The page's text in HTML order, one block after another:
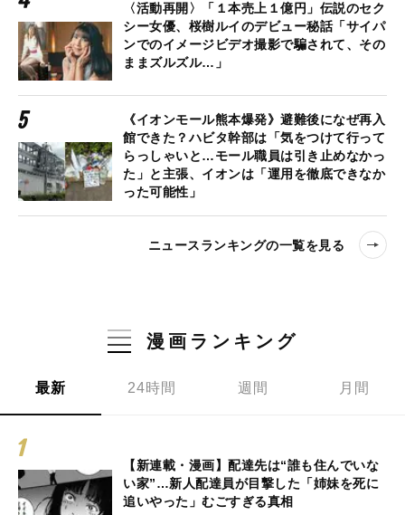
〈活動再開〉「１本売上１億円」伝説のセク
シー女優、桜樹ルイのデビュー秘話「サイパ
ンでのイメージビデオ撮影で騙されて、その
ままズルズル…」
《イオンモール熊本爆発》避難後になぜ再入
館できた？ハビタ幹部は「気をつけて行って
らっしゃいと…モール職員は引き止めなかっ
た」と主張、イオンは「運用を徹底できなか
った可能性」
ニュースランキングの一覧を見る
漫画ランキング
最新 24時間 週間 月間
【新連載・漫画】配達先は“誰も住んでいな
い家”…新人配達員が目撃した「姉妹を死に
追いやった」むごすぎる真相